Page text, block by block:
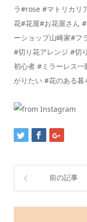
ラ#rose #マトリカリ
花#花屋#お花屋さん
ーショップ山崎家#フ
#切り花アレンジ #切
初心者 #ミラーレス
がりたい #花のある
前の記事